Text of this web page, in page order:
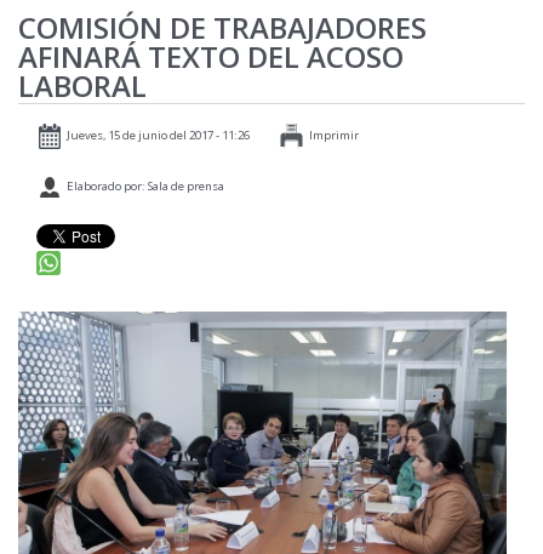
LA ASAMBLEA
LEGISLAMOS
FISCALIZAMOS
PRENSA
PARTICIPACIÓN
RELACIONES INTERNACIONALES
AGENDA
COMISIÓN DE TRABAJADORES
AFINARÁ TEXTO DEL ACOSO
LABORAL
Jueves, 15 de junio del 2017 - 11:26 Imprimir
Elaborado por: Sala de prensa